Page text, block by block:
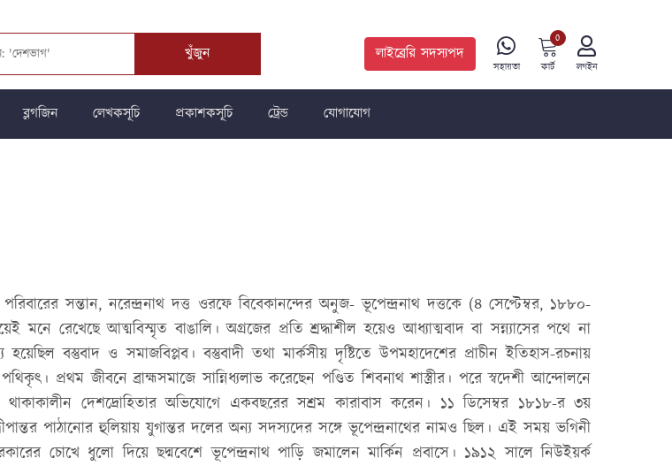
খুঁজুন লাইব্রেরি সদস্যপদ
সহায়তা কার্ট
0
লগইন
ব্লগজিন লেখকসূচি প্রকাশকসূচি ট্রেন্ড যোগাযোগ
সন্তান, নরেন্দ্রনাথ দত্ত ওরফে বিবেকানন্দের অনুজ- ভূপেন্দ্রনাথ দত্তকে (৪ সেপ্টেম্বর, ১৮৮০-
মনে রেখেছে আত্মবিস্মৃত বাঙালি। অগ্রজের প্রতি শ্রদ্ধাশীল হয়েও আধ্যাত্মবাদ বা সন্ন্যাসের পথে না
হয়েছিল বস্তুবাদ ও সমাজবিপ্লব। বস্তুবাদী তথা মার্কসীয় দৃষ্টিতে উপমহাদেশের প্রাচীন ইতিহাস-রচনায়
প্রথম জীবনে ব্রাহ্মসমাজে সান্নিধ্যলাভ করেছেন পণ্ডিত শিবনাথ শাস্ত্রীর। পরে স্বদেশী আন্দোলনে
দেশদ্রোহিতার অভিযোগে একবছরের সশ্রম কারাবাস করেন। ১১ ডিসেম্বর ১৮১৮-র ৩য়
পাঠানোর হুলিয়ায় যুগান্তর দলের অন্য সদস্যদের সঙ্গে ভূপেন্দ্রনাথের নামও ছিল। এই সময় ভগিনী
চোখে ধুলো দিয়ে ছদ্মবেশে ভূপেন্দ্রনাথ পাড়ি জমালেন মার্কিন প্রবাসে। ১৯১২ সালে নিউইয়র্ক